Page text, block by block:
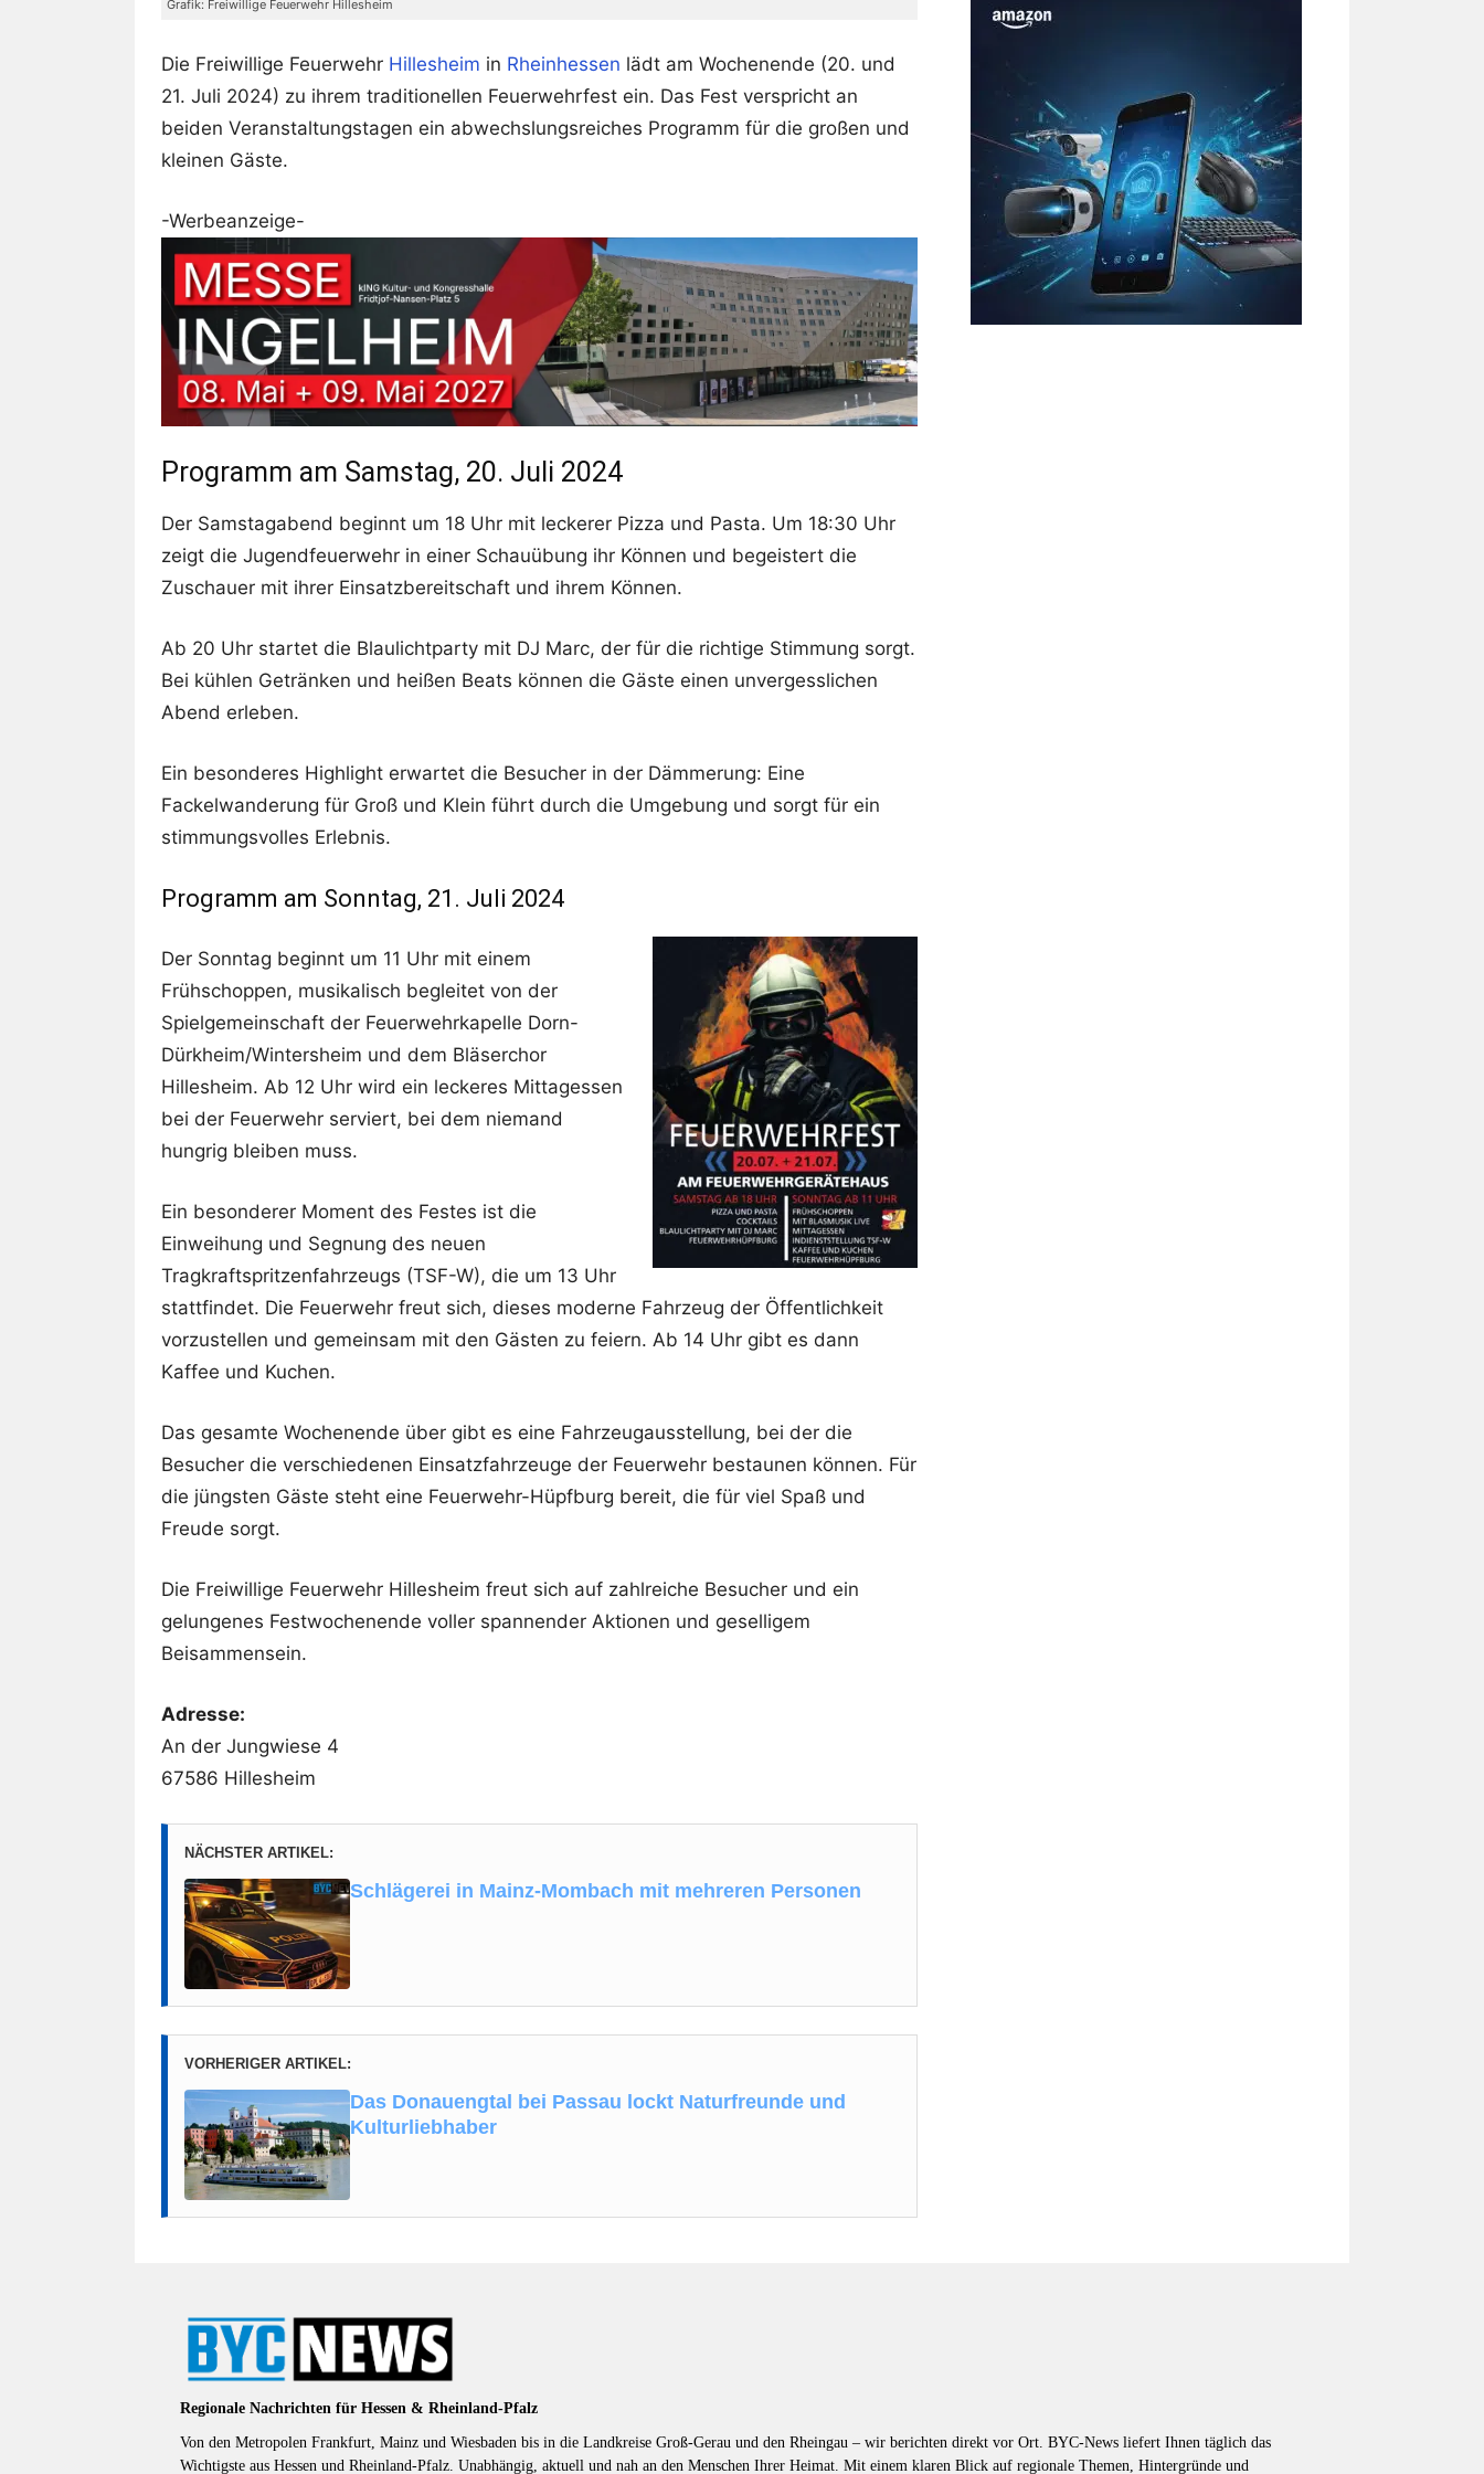
Grafik: Freiwillige Feuerwehr Hillesheim
Die Freiwillige Feuerwehr Hillesheim in Rheinhessen lädt am Wochenende (20. und
21. Juli 2024) zu ihrem traditionellen Feuerwehrfest ein. Das Fest verspricht an
beiden Veranstaltungstagen ein abwechslungsreiches Programm für die großen und
kleinen Gäste.
-Werbeanzeige-
Programm am Samstag, 20. Juli 2024
Der Samstagabend beginnt um 18 Uhr mit leckerer Pizza und Pasta. Um 18:30 Uhr
zeigt die Jugendfeuerwehr in einer Schauübung ihr Können und begeistert die
Zuschauer mit ihrer Einsatzbereitschaft und ihrem Können.
Ab 20 Uhr startet die Blaulichtparty mit DJ Marc, der für die richtige Stimmung sorgt.
Bei kühlen Getränken und heißen Beats können die Gäste einen unvergesslichen
Abend erleben.
Ein besonderes Highlight erwartet die Besucher in der Dämmerung: Eine
Fackelwanderung für Groß und Klein führt durch die Umgebung und sorgt für ein
stimmungsvolles Erlebnis.
Programm am Sonntag, 21. Juli 2024
Der Sonntag beginnt um 11 Uhr mit einem
Frühschoppen, musikalisch begleitet von der
Spielgemeinschaft der Feuerwehrkapelle Dorn-
Dürkheim/Wintersheim und dem Bläserchor
Hillesheim. Ab 12 Uhr wird ein leckeres Mittagessen
bei der Feuerwehr serviert, bei dem niemand
hungrig bleiben muss.
Ein besonderer Moment des Festes ist die
Einweihung und Segnung des neuen
Tragkraftspritzenfahrzeugs (TSF-W), die um 13 Uhr
stattfindet. Die Feuerwehr freut sich, dieses moderne Fahrzeug der Öffentlichkeit
vorzustellen und gemeinsam mit den Gästen zu feiern. Ab 14 Uhr gibt es dann
Kaffee und Kuchen.
Das gesamte Wochenende über gibt es eine Fahrzeugausstellung, bei der die
Besucher die verschiedenen Einsatzfahrzeuge der Feuerwehr bestaunen können. Für
die jüngsten Gäste steht eine Feuerwehr-Hüpfburg bereit, die für viel Spaß und
Freude sorgt.
Die Freiwillige Feuerwehr Hillesheim freut sich auf zahlreiche Besucher und ein
gelungenes Festwochenende voller spannender Aktionen und geselligem
Beisammensein.
Adresse:
An der Jungwiese 4
67586 Hillesheim
NÄCHSTER ARTIKEL:
Schlägerei in Mainz-Mombach mit mehreren Personen
VORHERIGER ARTIKEL:
Das Donauengtal bei Passau lockt Naturfreunde und
Kulturliebhaber
Regionale Nachrichten für Hessen & Rheinland-Pfalz
Von den Metropolen Frankfurt, Mainz und Wiesbaden bis in die Landkreise Groß-Gerau und den Rheingau – wir berichten direkt vor Ort. BYC-News liefert Ihnen täglich das
Wichtigste aus Hessen und Rheinland-Pfalz. Unabhängig, aktuell und nah an den Menschen Ihrer Heimat. Mit einem klaren Blick auf regionale Themen, Hintergründe und